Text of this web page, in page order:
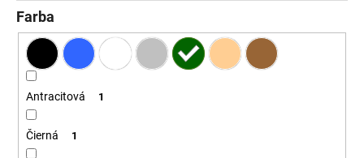
Farba
Antracitová 1
Čierná 1